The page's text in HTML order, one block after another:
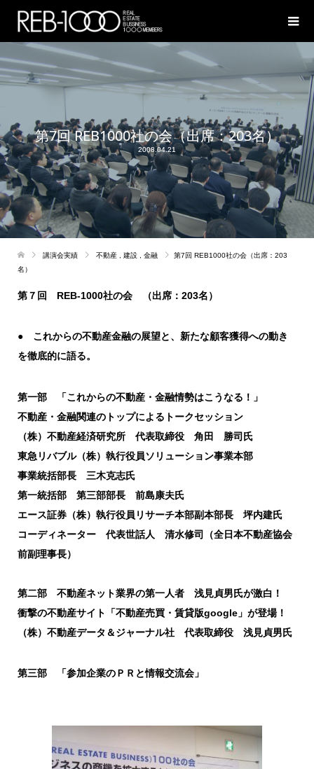
第7回 REB1000社の会（出席：203名）
2008.04.21
講演会実績 不動産 建設 金融
第7回 REB1000社の会（出席：203
名）
第７回 REB-1000社の会 （出席：203名）
● これからの不動産金融の展望と、新たな顧客獲得への動き
を徹底的に語る。
第一部 「これからの不動産・金融情勢はこうなる！」
不動産・金融関連のトップによるトークセッション
（株）不動産経済研究所 代表取締役 角田 勝司氏
東急リバブル（株）執行役員ソリューション事業本部
事業統括部長 三木克志氏
第一統括部 第三部部長 前島康夫氏
エース証券（株）執行役員リサーチ本部副本部長 坪内建氏
コーディネーター 代表世話人 清水修司（全日本不動産協会
前副理事長）
第二部 不動産ネット業界の第一人者 浅見貞男氏が激白！
衝撃の不動産サイト「不動産売買・賃貸版google」が登場！
（株）不動産データ＆ジャーナル社 代表取締役 浅見貞男氏
第三部 「参加企業のＰＲと情報交流会」